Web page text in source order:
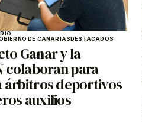
DE CANARIASDESTACADOS
Ganar y la
colaboran para
árbitros deportivos
auxilios